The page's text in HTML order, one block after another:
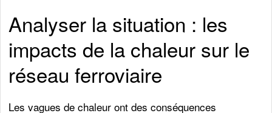
Analyser la situation : les
impacts de la chaleur sur le
réseau ferroviaire
Les vagues de chaleur ont des conséquences